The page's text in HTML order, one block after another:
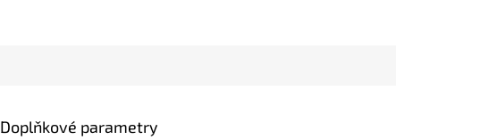
Doplňkové parametry